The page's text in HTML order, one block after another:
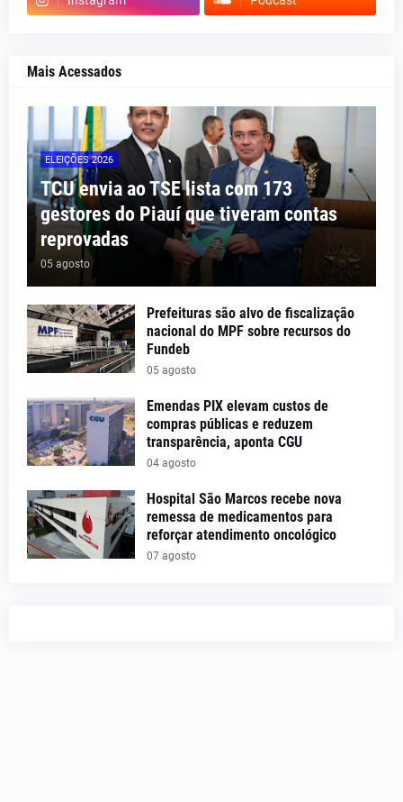
Mais Acessados
ELEIÇÕES 2026
TCU envia ao TSE lista com 173
gestores do Piauí que tiveram contas
reprovadas
05 agosto
Prefeituras são alvo de fiscalização
nacional do MPF sobre recursos do
Fundeb
05 agosto
Emendas PIX elevam custos de
compras públicas e reduzem
transparência, aponta CGU
04 agosto
Hospital São Marcos recebe nova
remessa de medicamentos para
reforçar atendimento oncológico
07 agosto